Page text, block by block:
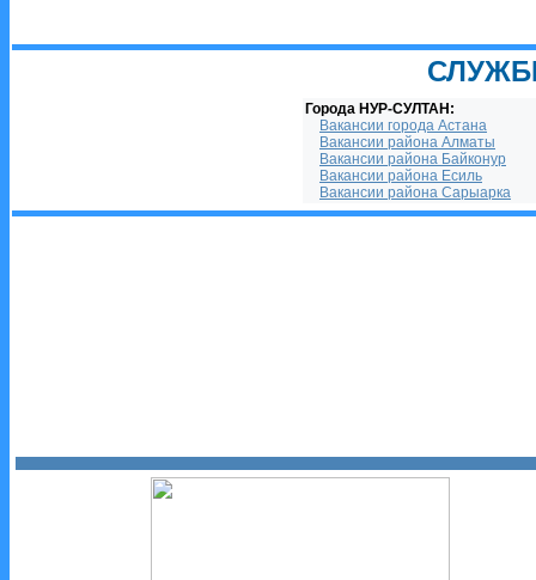
Города НУР-СУЛТАН:
Вакансии города Астана
Вакансии района Алматы
Вакансии района Байконур
Вакансии района Есиль
Вакансии района Сарыарка